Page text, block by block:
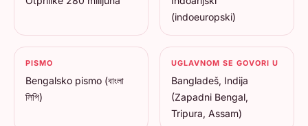
(indoeuropski)
PISMO
Bengalsko pismo (বাংলা
লিপি)
UGLAVNOM SE GOVORI U
Bangladeš, Indija
(Zapadni Bengal,
Tripura, Assam)